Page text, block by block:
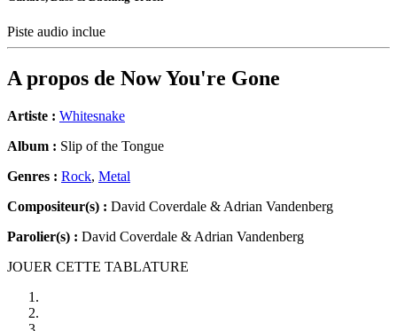
Piste audio inclue
A propos de Now You're Gone
Artiste : Whitesnake
Album : Slip of the Tongue
Genres : Rock, Metal
Compositeur(s) : David Coverdale & Adrian Vandenberg
Parolier(s) : David Coverdale & Adrian Vandenberg
JOUER CETTE TABLATURE